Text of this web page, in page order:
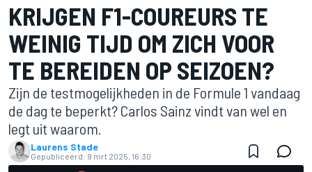
KRIJGEN F1-COUREURS TE
WEINIG TIJD OM ZICH VOOR
TE BEREIDEN OP SEIZOEN?
Zijn de testmogelijkheden in de Formule 1 vandaag
de dag te beperkt? Carlos Sainz vindt van wel en
legt uit waarom.
Laurens Stade
Gepubliceerd: 9 mrt 2025, 16:30